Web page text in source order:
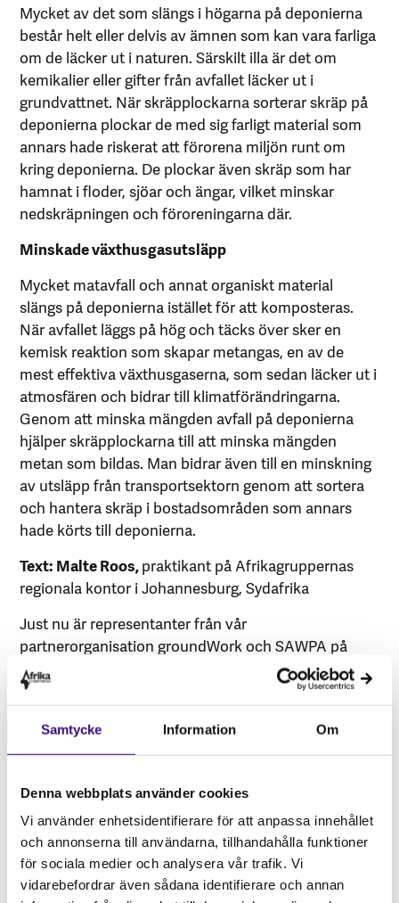
Samtycke Information Om
Denna webbplats använder cookies
Vi använder enhetsidentifierare för att anpassa innehållet
och annonserna till användarna, tillhandahålla funktioner
för sociala medier och analysera vår trafik. Vi
vidarebefordrar även sådana identifierare och annan
Mycket av det som slängs i högarna på deponierna
består helt eller delvis av ämnen som kan vara farliga
om de läcker ut i naturen. Särskilt illa är det om
kemikalier eller gifter från avfallet läcker ut i
grundvattnet. När skräpplockarna sorterar skräp på
deponierna plockar de med sig farligt material som
annars hade riskerat att förorena miljön runt om
kring deponierna. De plockar även skräp som har
hamnat i floder, sjöar och ängar, vilket minskar
nedskräpningen och föroreningarna där.
Minskade växthusgasutsläpp
Mycket matavfall och annat organiskt material
slängs på deponierna istället för att komposteras.
När avfallet läggs på hög och täcks över sker en
kemisk reaktion som skapar metangas, en av de
mest effektiva växthusgaserna, som sedan läcker ut i
atmosfären och bidrar till klimatförändringarna.
Genom att minska mängden avfall på deponierna
hjälper skräpplockarna till att minska mängden
metan som bildas. Man bidrar även till en minskning
av utsläpp från transportsektorn genom att sortera
och hantera skräp i bostadsområden som annars
hade körts till deponierna.
Text: Malte Roos,praktikant på Afrikagruppernas
regionala kontor i Johannesburg, Sydafrika
Just nu är representanter från vår
partnerorganisation groundWork och SAWPA på
besök i Sverige. Ta chansen att träffa dem, Gävle
Afrikagrupp och Gävleborgs biståndsgrupp i Gävle
på onsdag den 3 oktober.
Mer info om programmet finns här.
Afrikagrupp att arrangera ett program då chansen
åter finns att lyssna till gästerna från Sydafrika.
Mer info om det evenemanget finns här.